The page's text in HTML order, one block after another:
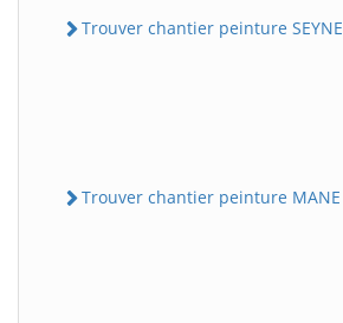
Trouver chantier peinture SEYNE
Trouver chantier peinture MANE